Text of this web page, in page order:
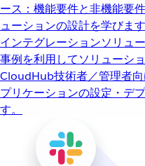
ース：機能要件と非機能要
ューションの設計を学びます
インテグレーションソリュ
事例を利用してソリューシ
CloudHub技術者／管理者
プリケーションの設定・デ
す。